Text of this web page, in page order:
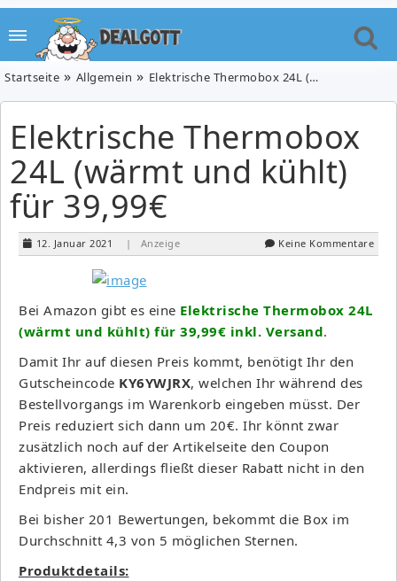
Startseite Allgemein Elektrische Thermobox 24L (wärmt und kühlt) für 39,99€
Elektrische Thermobox
24L (wärmt und kühlt)
für 39,99€
12. Januar 2021 | Anzeige Keine Kommentare
Bei Amazon gibt es eine Elektrische Thermobox 24L
(wärmt und kühlt) für 39,99€ inkl. Versand.
Damit Ihr auf diesen Preis kommt, benötigt Ihr den
Gutscheincode KY6YWJRX, welchen Ihr während des
Bestellvorgangs im Warenkorb eingeben müsst. Der
Preis reduziert sich dann um 20€. Ihr könnt zwar
zusätzlich noch auf der Artikelseite den Coupon
aktivieren, allerdings fließt dieser Rabatt nicht in den
Endpreis mit ein.
Bei bisher 201 Bewertungen, bekommt die Box im
Durchschnitt 4,3 von 5 möglichen Sternen.
Produktdetails: